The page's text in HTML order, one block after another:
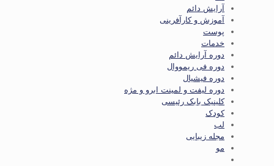
آرایش دائم
آموزش و کارآفرینی
پوست
خدمات
دوره آرایش دائم
دوره فی ریمووال
دوره فیشیال
دوره لیفت و لمینت ابرو و مژه
کلینیک بابک رئیسی
کودک
لب
مجله زیبایی
مو